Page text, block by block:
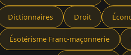
Dictionnaires Droit
Ésotérisme Franc-maçonnerie